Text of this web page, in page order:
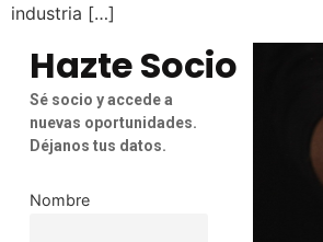
industria […]
Hazte Socio
Sé socio y accede a
nuevas oportunidades.
Déjanos tus datos.
Nombre